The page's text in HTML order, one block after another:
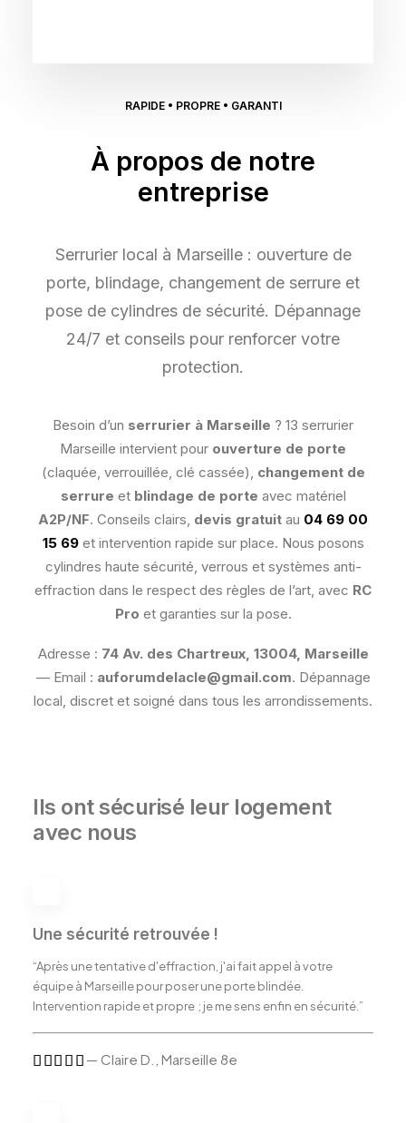
RAPIDE • PROPRE • GARANTI
À propos de notre
entreprise
Serrurier local à Marseille : ouverture de
porte, blindage, changement de serrure et
pose de cylindres de sécurité. Dépannage
24/7 et conseils pour renforcer votre
protection.
Besoin d’un serrurier à Marseille ? 13 serrurier
Marseille intervient pour ouverture de porte
(claquée, verrouillée, clé cassée), changement de
serrure et blindage de porte avec matériel
A2P/NF. Conseils clairs, devis gratuit au 04 69 00
15 69et intervention rapide sur place. Nous posons
cylindres haute sécurité, verrous et systèmes anti-
effraction dans le respect des règles de l’art, avec RC
Pro et garanties sur la pose.
Adresse : 74 Av. des Chartreux, 13004, Marseille
— Email : auforumdelacle@gmail.com. Dépannage
local, discret et soigné dans tous les arrondissements.
Ils ont sécurisé leur logement
avec nous
Une sécurité retrouvée !
“Après une tentative d'effraction, j'ai fait appel à votre
équipe à Marseille pour poser une porte blindée.
Intervention rapide et propre ; je me sens enfin en sécurité.”
— Claire D., Marseille 8e